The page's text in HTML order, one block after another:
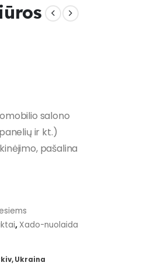
salono
ir kt.)
pašalina
, Xado-nuolaida
Ukraina